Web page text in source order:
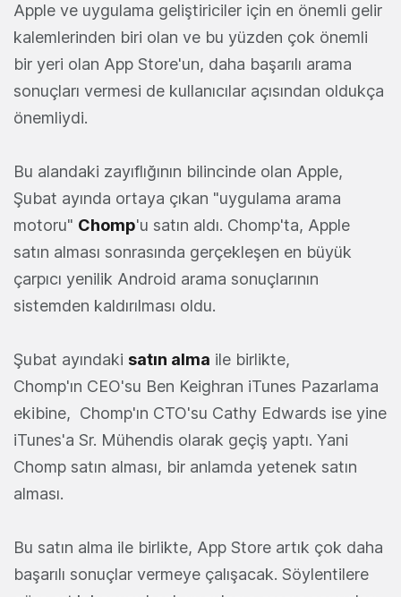
Apple ve uygulama geliştiriciler için en önemli gelir
kalemlerinden biri olan ve bu yüzden çok önemli
bir yeri olan App Store'un, daha başarılı arama
sonuçları vermesi de kullanıcılar açısından oldukça
önemliydi.
Bu alandaki zayıflığının bilincinde olan Apple,
Şubat ayında ortaya çıkan "uygulama arama
motoru" Chomp'u satın aldı. Chomp'ta, Apple
satın alması sonrasında gerçekleşen en büyük
çarpıcı yenilik Android arama sonuçlarının
sistemden kaldırılması oldu.
Şubat ayındaki satın alma ile birlikte,
Chomp'ın CEO'su Ben Keighran iTunes Pazarlama
ekibine, Chomp'ın CTO'su Cathy Edwards ise yine
iTunes'a Sr. Mühendis olarak geçiş yaptı. Yani
Chomp satın alması, bir anlamda yetenek satın
alması.
Bu satın alma ile birlikte, App Store artık çok daha
başarılı sonuçlar vermeye çalışacak. Söylentilere